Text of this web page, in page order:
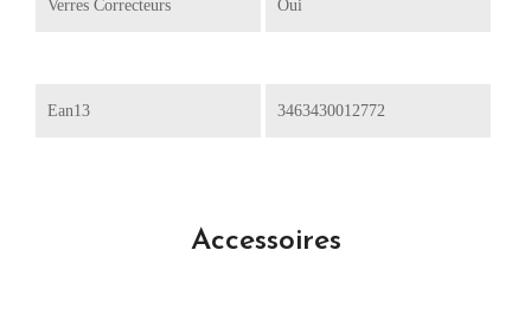
Verres Correcteurs Oui
Ean13 3463430012772
Accessoires